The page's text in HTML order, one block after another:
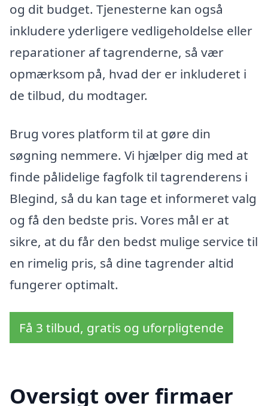
og dit budget. Tjenesterne kan også
inkludere yderligere vedligeholdelse eller
reparationer af tagrenderne, så vær
opmærksom på, hvad der er inkluderet i
de tilbud, du modtager.
Brug vores platform til at gøre din
søgning nemmere. Vi hjælper dig med at
finde pålidelige fagfolk til tagrenderens i
Blegind, så du kan tage et informeret valg
og få den bedste pris. Vores mål er at
sikre, at du får den bedst mulige service til
en rimelig pris, så dine tagrender altid
fungerer optimalt.
Få 3 tilbud, gratis og uforpligtende
Oversigt over firmaer